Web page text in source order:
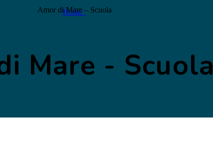
Home
Amor di Mare – Scuola
Mare - Scuola